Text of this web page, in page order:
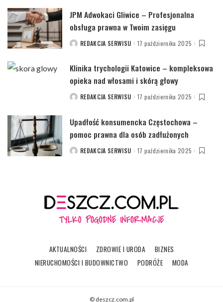
JPM Adwokaci Gliwice – Profesjonalna
obsługa prawna w Twoim zasięgu
POSTEDREDAKCJA SERWISU 17 października 2025
Klinika trychologii Katowice – kompleksowa
opieka nad włosami i skórą głowy
POSTEDREDAKCJA SERWISU 17 października 2025
Upadłość konsumencka Częstochowa –
pomoc prawna dla osób zadłużonych
POSTEDREDAKCJA SERWISU 17 października 2025
AKTUALNOŚCI ZDROWIE I URODA
BIZNES
NIERUCHOMOŚCI I BUDOWNICTWO
PODRÓŻE MODA
© deszcz.com.pl